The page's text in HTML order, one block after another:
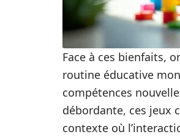
Face à ces bienfaits,
routine éducative
compétences
débordante, ces jeux
contexte où